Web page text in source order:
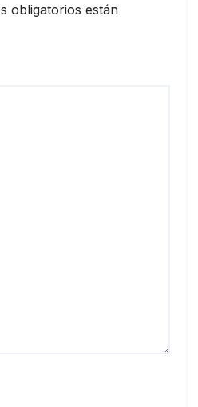
obligatorios están